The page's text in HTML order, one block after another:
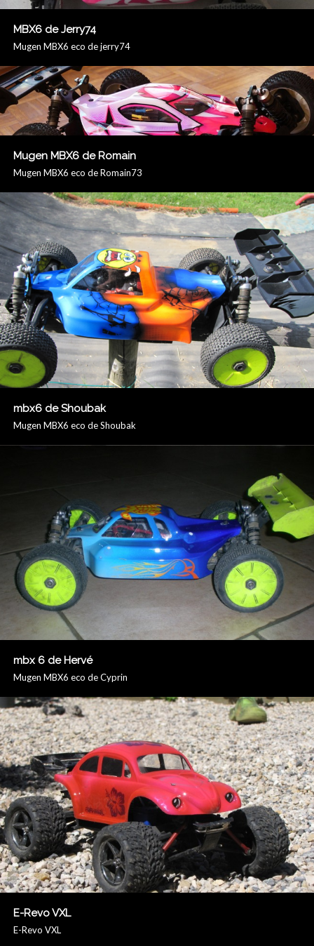
MBX6 de Jerry74
Mugen MBX6 eco de jerry74
Mugen MBX6 de Romain
Mugen MBX6 eco de Romain73
mbx6 de Shoubak
Mugen MBX6 eco de Shoubak
mbx 6 de Hervé
Mugen MBX6 eco de Cyprin
E-Revo VXL
E-Revo VXL